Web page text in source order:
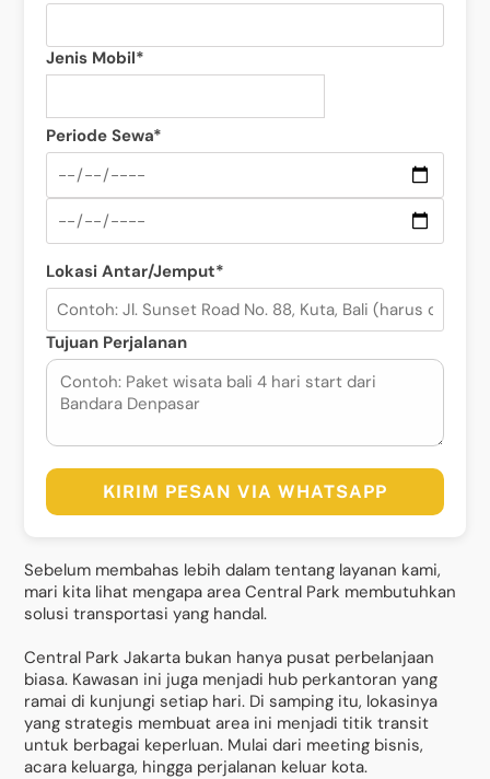
Jenis Mobil*
Periode Sewa*
Lokasi Antar/Jemput*
Tujuan Perjalanan
KIRIM PESAN VIA WHATSAPP
Sebelum membahas lebih dalam tentang layanan kami,
mari kita lihat mengapa area Central Park membutuhkan
solusi transportasi yang handal.
Central Park Jakarta bukan hanya pusat perbelanjaan
biasa. Kawasan ini juga menjadi hub perkantoran yang
ramai di kunjungi setiap hari. Di samping itu, lokasinya
yang strategis membuat area ini menjadi titik transit
untuk berbagai keperluan. Mulai dari meeting bisnis,
acara keluarga, hingga perjalanan keluar kota.